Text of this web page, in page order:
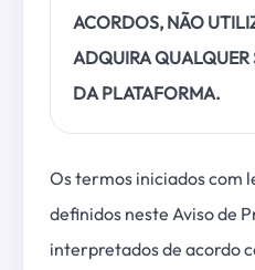
ACORDOS, NÃO
ADQUIRA QUALQUER
DA PLATAFORMA.
Os termos iniciados com
definidos neste Aviso de
interpretados de acordo